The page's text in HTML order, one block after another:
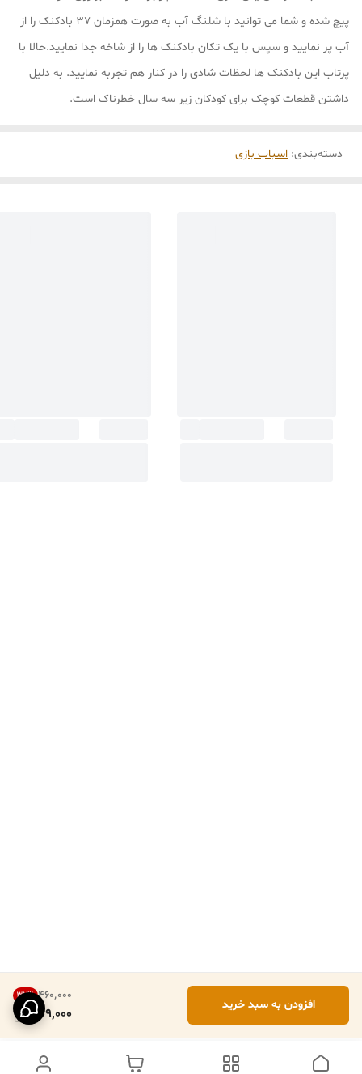
۴۶۰٬۰۰۰ 32%
309,000
افزودن به سبد خرید
پیچ شده و شما می توانید با شلنگ آب به صورت همزمان 37 بادکنک را از
آب پر نمایید و سپس با یک تکان بادکنک ها را از شاخه جدا نمایید.حالا با
پرتاب این بادکنک ها لحظات شادی را در کنار هم تجربه نمایید. به دلیل
داشتن قطعات کوچک برای کودکان زیر سه سال خطرناک است.
دسته‌بندی: اسباب بازی